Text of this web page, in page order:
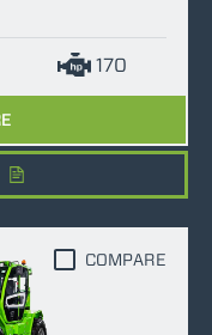
170
COMPARE